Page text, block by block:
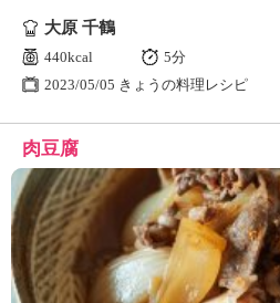
大原 千鶴
440kcal
5分
2023/05/05 きょうの料理レシピ
肉豆腐